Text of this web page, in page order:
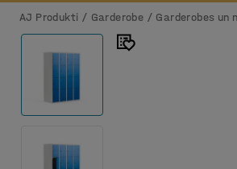
AJ Produkti Garderobe Garderobes un